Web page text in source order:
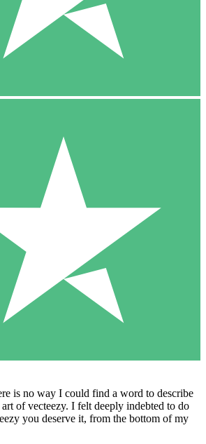
is no way I could find a word to describe
art of vecteezy. I felt deeply indebted to do
you deserve it, from the bottom of my